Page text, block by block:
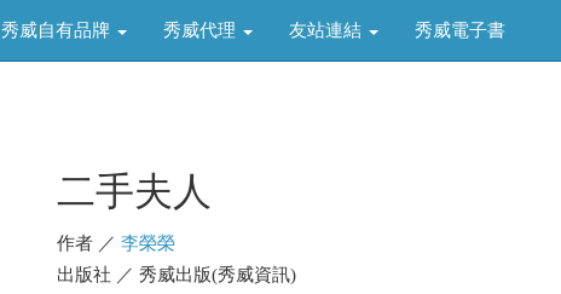
秀威自有品牌 秀威代理 友站連結 秀威電子書
二手夫人
作者 ／ 李榮榮
出版社 ／ 秀威出版(秀威資訊)